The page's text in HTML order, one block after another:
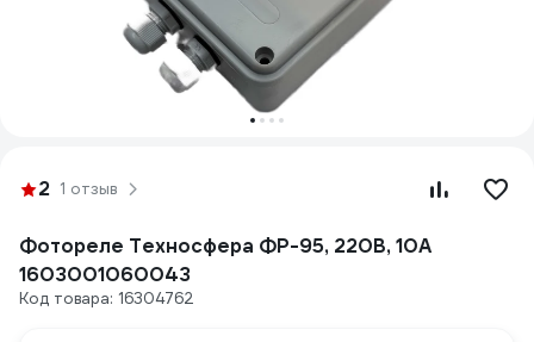
2 1 отзыв
Фотореле Техносфера ФР-95, 220В, 10А
1603001060043
Код товара: 16304762